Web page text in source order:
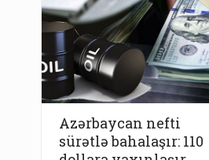
Azərbaycan nefti
sürətlə bahalaşır: 110